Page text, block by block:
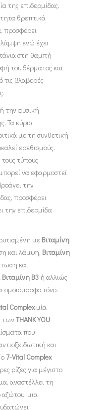
της επιδερμίδας.
θρεπτικά
προσφέρει
ενώ έχει
στη θαμπή
του δέρματος και
τις βλαβερές
την φυσική
Τα κύρια
με τη συνθετική
ερεθισμούς,
τους τύπους
να εφαρμοστεί
την
προσφέρει
την επιδερμίδα
με Βιταμίνη
και λάμψη, Βιταμίνη
και
Βιταμίνη Β3 ή αλλιώς
ομοιόμορφο τόνο.
Complexμία
των THANKYOU
που
και
7-Vital Complex
ρίζες για μέγιστο
αναστέλλει τη
μια